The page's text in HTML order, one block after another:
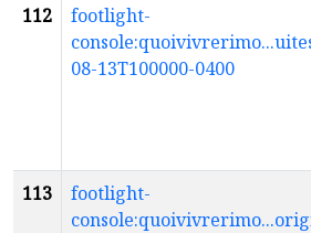
112
footlight-
08-13T100000-0400
113
footlight-